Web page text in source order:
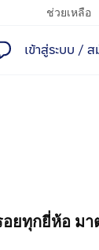
ช่วยเหลือ
เข้าสู่ระบบ / ส
ยทุกยี่ห้อ มา